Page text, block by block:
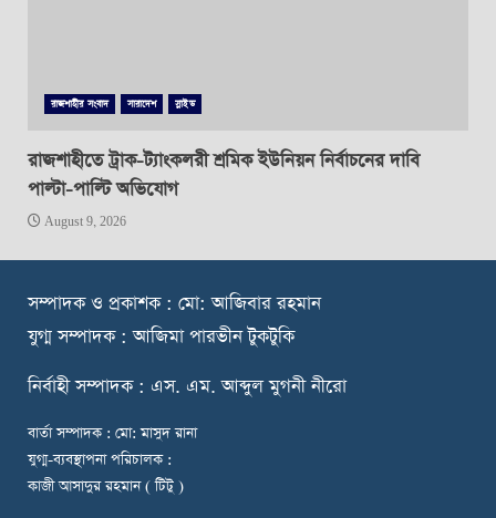
রাজশাহীর সংবাদ সারাদেশ স্লাইড
রাজশাহীতে ট্রাক-ট্যাংকলরী শ্রমিক ইউনিয়ন নির্বাচনের দাবি
পাল্টা-পাল্টি অভিযোগ
August 9, 2026
সম্পাদক ও প্রকাশক : মো: আজিবার রহমান
যুগ্ম সম্পাদক : আজিমা পারভীন টুকটুকি
নির্বাহী সম্পাদক : এস. এম. আব্দুল মুগনী নীরো
বার্তা সম্পাদক : মো: মাসুদ রানা
যুগ্ম-ব্যবস্থাপনা পরিচালক :
কাজী আসাদুর রহমান ( টিটু )